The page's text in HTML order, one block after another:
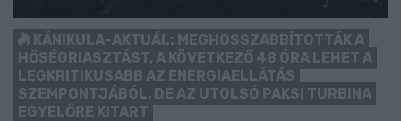
KÁNIKULA-AKTUÁL: MEGHOSSZABBÍTOTTÁK A
HŐSÉGRIASZTÁST, A KÖVETKEZŐ 48 ÓRA LEHET A
LEGKRITIKUSABB AZ ENERGIAELLÁTÁS
SZEMPONTJÁBÓL, DE AZ UTOLSÓ PAKSI TURBINA
EGYELŐRE KITART